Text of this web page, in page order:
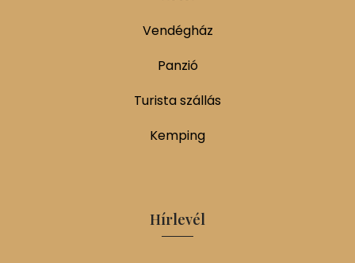
Vendégház
Panzió
Turista szállás
Kemping
Hírlevél